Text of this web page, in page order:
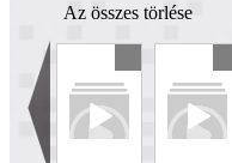
Az összes törlése